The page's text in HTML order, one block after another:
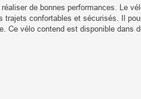
de bonnes performances. Le
trajets confortables et sécurisés. Il
Ce vélo contend est disponible dans